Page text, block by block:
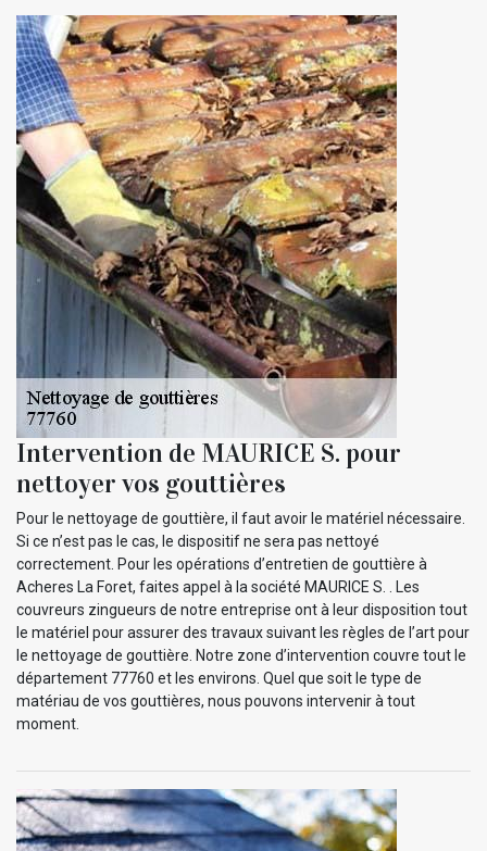
Intervention de MAURICE S. pour
nettoyer vos gouttières
Pour le nettoyage de gouttière, il faut avoir le matériel nécessaire.
Si ce n’est pas le cas, le dispositif ne sera pas nettoyé
correctement. Pour les opérations d’entretien de gouttière à
Acheres La Foret, faites appel à la société MAURICE S. . Les
couvreurs zingueurs de notre entreprise ont à leur disposition tout
le matériel pour assurer des travaux suivant les règles de l’art pour
le nettoyage de gouttière. Notre zone d’intervention couvre tout le
département 77760 et les environs. Quel que soit le type de
matériau de vos gouttières, nous pouvons intervenir à tout
moment.